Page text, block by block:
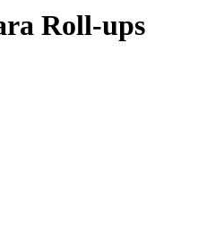
Roll-ups